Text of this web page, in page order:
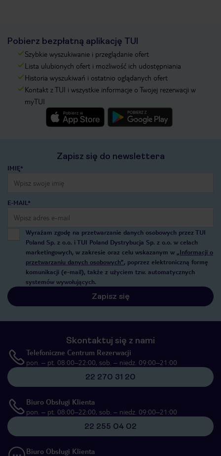
Pobierz bezpłatną aplikację TUI
Szybkie wyszukiwanie i przeglądanie ofert
Lista ulubionych ofert i możliwość ich udostępniania
Historia wyszukiwań i ostatnio oglądanych ofert
Kontakt z TUI i wszystkie informacje o Twojej rezerwacji w
myTUI
Zapisz się do newslettera
IMIĘ*
E-MAIL*
Wyrażam zgodę na przetwarzanie danych osobowych przez TUI
Poland Sp. z o.o. i TUI Poland Dystrybucja Sp. z o.o. w celach
marketingowych, w zakresie oraz celu wskazanym w „Informacji o
przetwarzaniu danych osobowych”, poprzez elektroniczną formę
komunikacji (e-mail), także z użyciem tzw. automatycznych
systemów wywołujących.
Zapisz się
Skontaktuj się z nami
Telefoniczne Centrum Rezerwacji
pon. – pt. 08:00–22:00, sob. – niedz. 09:00–21:00
22 270 31 20
Biuro Obsługi Klienta
pon. – pt. 08:00–22:00, sob. – niedz. 09:00–21:00
22 255 04 02
Biuro Obsługi Klienta